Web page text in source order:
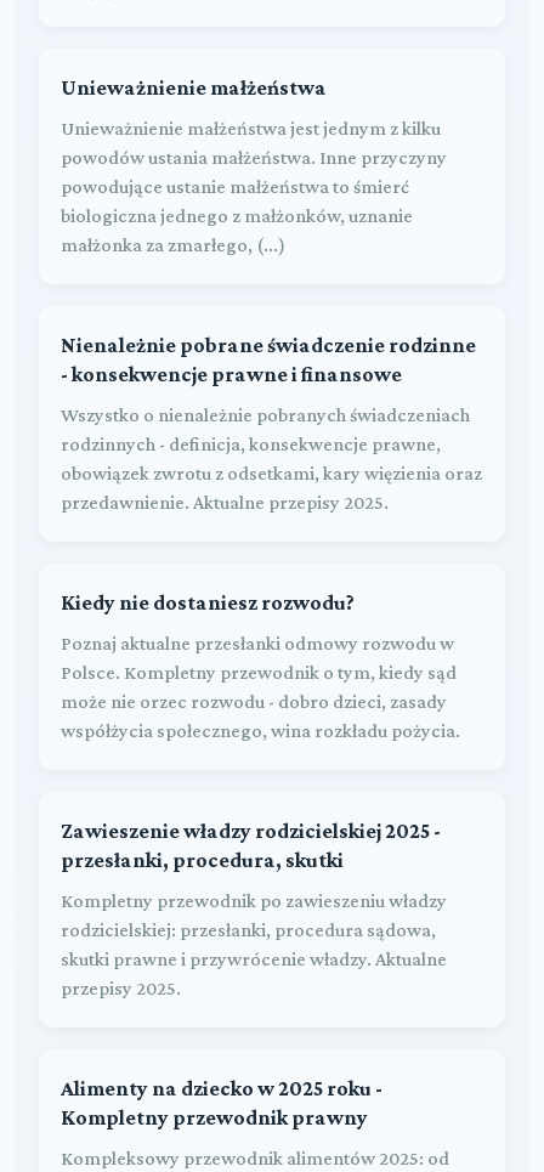
Unieważnienie małżeństwa
Unieważnienie małżeństwa jest jednym z kilku
powodów ustania małżeństwa. Inne przyczyny
powodujące ustanie małżeństwa to śmierć
biologiczna jednego z małżonków, uznanie
małżonka za zmarłego, (...)
Nienależnie pobrane świadczenie rodzinne
- konsekwencje prawne i finansowe
Wszystko o nienależnie pobranych świadczeniach
rodzinnych - definicja, konsekwencje prawne,
obowiązek zwrotu z odsetkami, kary więzienia oraz
przedawnienie. Aktualne przepisy 2025.
Kiedy nie dostaniesz rozwodu?
Poznaj aktualne przesłanki odmowy rozwodu w
Polsce. Kompletny przewodnik o tym, kiedy sąd
może nie orzec rozwodu - dobro dzieci, zasady
współżycia społecznego, wina rozkładu pożycia.
Zawieszenie władzy rodzicielskiej 2025 -
przesłanki, procedura, skutki
Kompletny przewodnik po zawieszeniu władzy
rodzicielskiej: przesłanki, procedura sądowa,
skutki prawne i przywrócenie władzy. Aktualne
przepisy 2025.
Alimenty na dziecko w 2025 roku -
Kompletny przewodnik prawny
Kompleksowy przewodnik alimentów 2025: od